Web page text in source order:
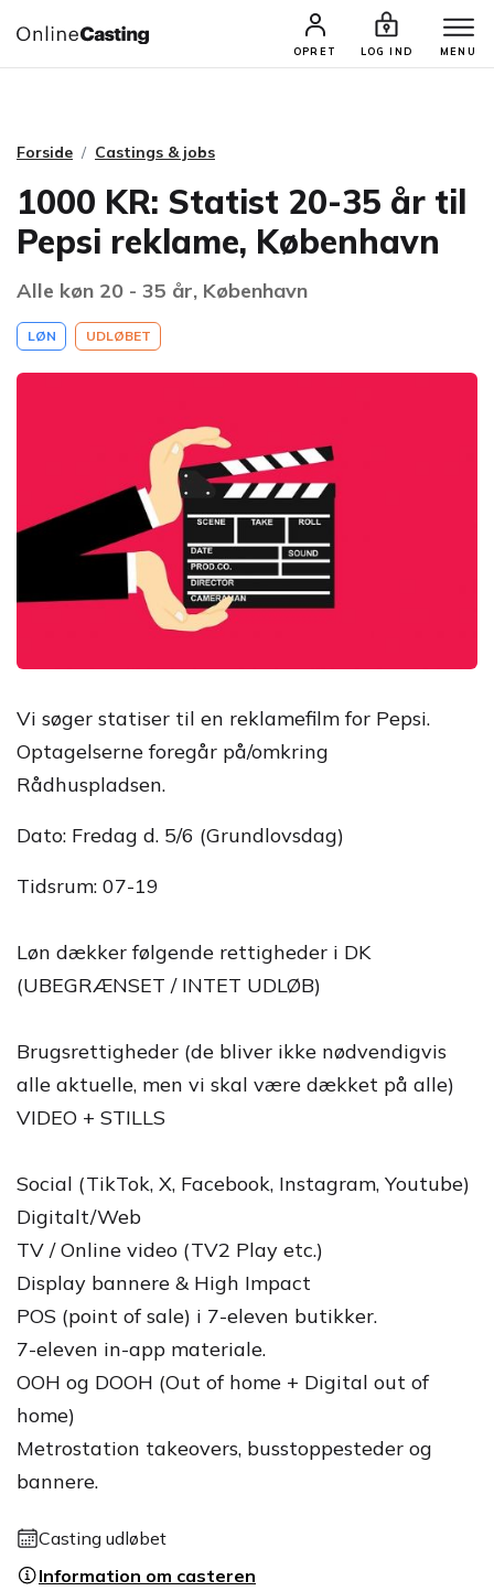
OPRET LOG IND MENU
CASTINGS & JOBS SØG PROFIL
Forside Castings & jobs
1000 KR: Statist 20-35 år til
Pepsi reklame, København
Alle køn 20 - 35 år, København
LØN UDLØBET
Vi søger statiser til en reklamefilm for Pepsi.
Optagelserne foregår på/omkring
Rådhuspladsen.
Dato: Fredag d. 5/6 (Grundlovsdag)
Tidsrum: 07-19
Løn dækker følgende rettigheder i DK
(UBEGRÆNSET / INTET UDLØB)
Brugsrettigheder (de bliver ikke nødvendigvis
alle aktuelle, men vi skal være dækket på alle)
VIDEO + STILLS
Social (TikTok, X, Facebook, Instagram, Youtube)
Digitalt/Web
TV / Online video (TV2 Play etc.)
Display bannere & High Impact
POS (point of sale) i 7-eleven butikker.
7-eleven in-app materiale.
OOH og DOOH (Out of home + Digital out of
home)
Metrostation takeovers, busstoppesteder og
bannere.
Casting udløbet
Information om casteren